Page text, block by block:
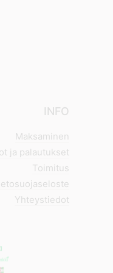
INFO
Maksaminen
ja palautukset
Toimitus
Yhteystiedot